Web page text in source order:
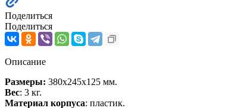
Поделиться
Поделиться
Описание
Размеры: 380x245x125 мм.
Вес: 3 кг.
Материал корпуса: пластик.